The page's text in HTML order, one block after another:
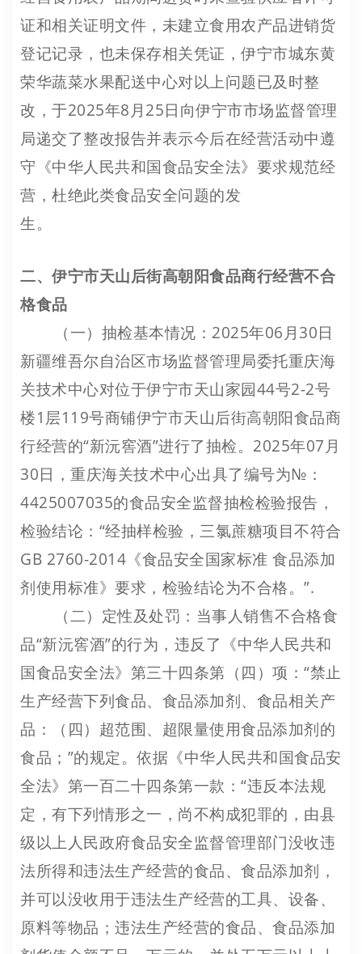
证和相关证明文件，未建立食用农产品进销货
登记记录，也未保存相关凭证，伊宁市城东黄
荣华蔬菜水果配送中心对以上问题已及时整
改，于2025年8月25日向伊宁市市场监督管理
局递交了整改报告并表示今后在经营活动中遵
守《中华人民共和国食品安全法》要求规范经
营，杜绝此类食品安全问题的发
生
二、伊宁市天山后街高朝阳食品商行经营不合
格食品
（一）抽检基本情况：2025年06月30日
新疆维吾尔自治区市场监督管理局委托重庆海
关技术中心对位于伊宁市天山家园44号2-2号
楼1层119号商铺伊宁市天山后街高朝阳食品商
行经营的“新沅窖酒”进行了抽检。2025年07月
30日，重庆海关技术中心出具了编号为№：
4425007035的食品安全监督抽检检验报告，
检验结论：“经抽样检验，三氯蔗糖项目不符合
GB 2760-2014《食品安全国家标准 食品添加
剂使用标准》要求，检验结论为不合格。”.
（二）定性及处罚：当事人销售不合格食
品“新沅窖酒”的行为，违反了《中华人民共和
国食品安全法》第三十四条第（四）项：“禁止
生产经营下列食品、食品添加剂、食品相关产
品：（四）超范围、超限量使用食品添加剂的
食品；”的规定。依据《中华人民共和国食品安
全法》第一百二十四条第一款：“违反本法规
定，有下列情形之一，尚不构成犯罪的，由县
级以上人民政府食品安全监督管理部门没收违
法所得和违法生产经营的食品、食品添加剂，
并可以没收用于违法生产经营的工具、设备、
原料等物品；违法生产经营的食品、食品添加